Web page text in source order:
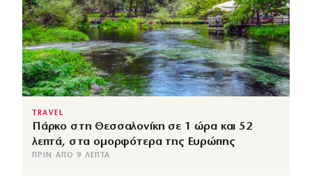
TRAVEL
Πάρκο στη Θεσσαλονίκη σε 1 ώρα και 52
λεπτά, στα ομορφότερα της Ευρώπης
ΠΡΙΝ ΑΠΌ 9 ΛΕΠΤΆ